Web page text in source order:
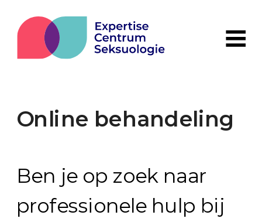
Online behandeling
Ben je op zoek naar
professionele hulp bij